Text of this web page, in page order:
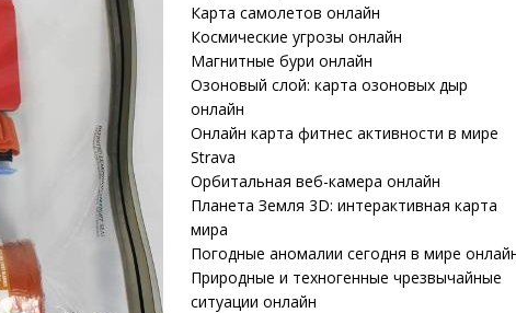
Карта самолетов онлайн
Космические угрозы онлайн
Магнитные бури онлайн
Озоновый слой: карта озоновых дыр
онлайн
Онлайн карта фитнес активности в мире
Strava
Орбитальная веб-камера онлайн
Планета Земля 3D: интерактивная карта
мира
Погодные аномалии сегодня в мире
Природные и техногенные чрезвычайные
ситуации онлайн